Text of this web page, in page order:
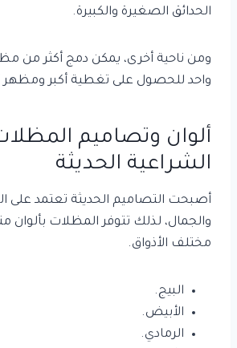
الحدائق الصغيرة والكبيرة.
ومن ناحية أخرى، يمكن دمج أكثر من
واحد للحصول على تغطية أكبر ومظهر
ألوان وتصاميم
الشراعية الحديثة
أصبحت التصاميم الحديثة تعتمد على
والجمال، لذلك تتوفر المظلات بألوان
مختلف الأذواق.
البيج.
الأبيض.
الرمادي.